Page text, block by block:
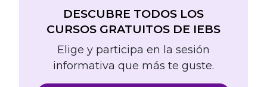
DESCUBRE TODOS LOS
CURSOS GRATUITOS DE IEBS
Elige y participa en la sesión
informativa que más te guste.